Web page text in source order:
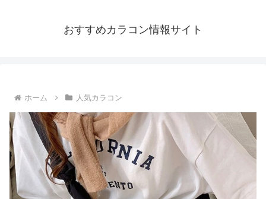
おすすめカラコン情報サイト
ホーム 人気カラコン